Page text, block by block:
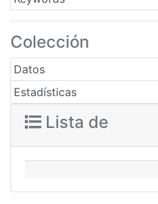
Colección
Datos
Estadísticas
Lista de